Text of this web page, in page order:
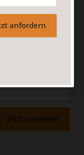
einen Link in
jederzeit
Sie in unseren
Jetzt anmelden
anfordern